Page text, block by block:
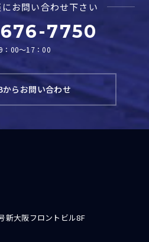
お問い合わせ下さい
7750
：00～17：00
からお問い合わせ
新大阪フロントビル8F